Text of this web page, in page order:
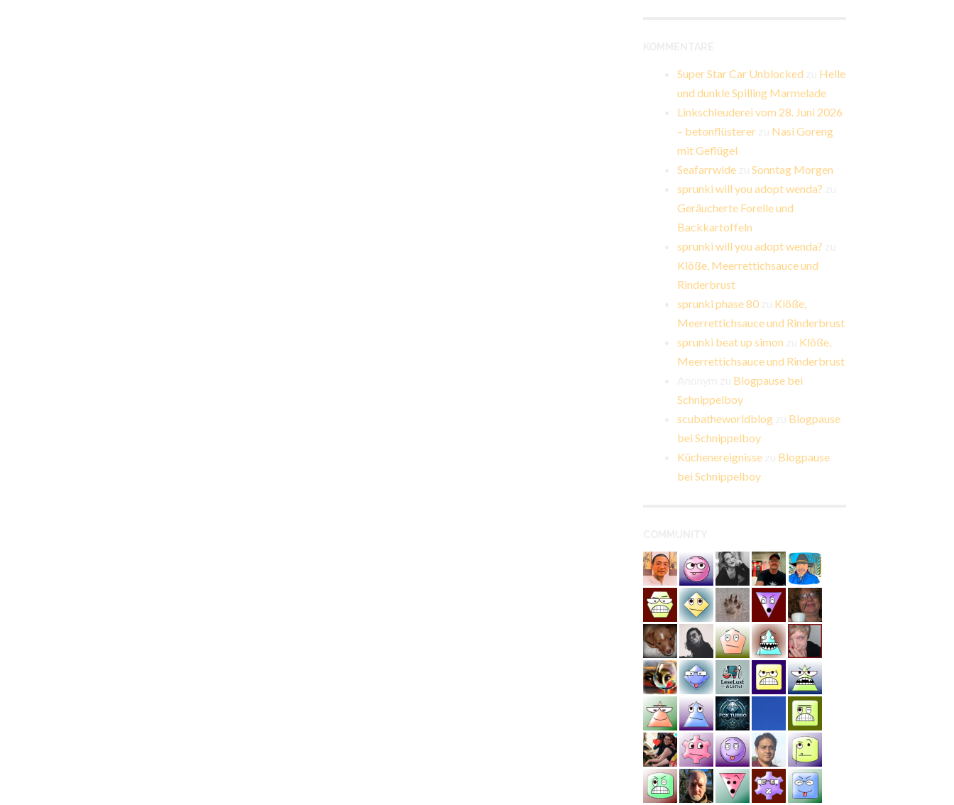
Super Star Car Unblocked
Helle
und dunkle Spilling Marmelade
Linkschleuderei vom 28. Juni 2026
– betonflüsterer
Nasi Goreng
mit Geflügel
Seafarrwide
Sonntag Morgen
sprunki will you adopt wenda?
Geräucherte Forelle und
Backkartoffeln
sprunki will you adopt wenda?
Klöße, Meerrettichsauce und
Rinderbrust
sprunki phase 80
Klöße,
Meerrettichsauce und Rinderbrust
sprunki beat up simon
Klöße,
Meerrettichsauce und Rinderbrust
Blogpause bei
Schnippelboy
scubatheworldblog
Blogpause
bei Schnippelboy
Küchenereignisse
Blogpause
bei Schnippelboy